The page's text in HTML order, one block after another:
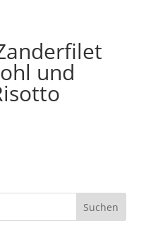
und
Suchen